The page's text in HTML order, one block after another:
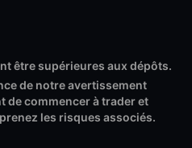
être supérieures aux dépôts.
de notre avertissement
de commencer à trader et
les risques associés.